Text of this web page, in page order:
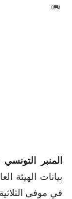
0
المنبر
بيانات الهيئة